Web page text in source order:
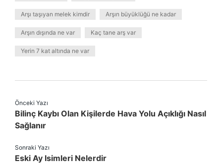
Arşı taşıyan melek kimdir Arşın büyüklüğü ne kadar
Arşın dışında ne var Kaç tane arş var
Yerin 7 kat altında ne var
Önceki Yazı
Bilinç Kaybı Olan Kişilerde Hava Yolu Açıklığı Nasıl
Sağlanır
Sonraki Yazı
Eski Ay Isimleri Nelerdir